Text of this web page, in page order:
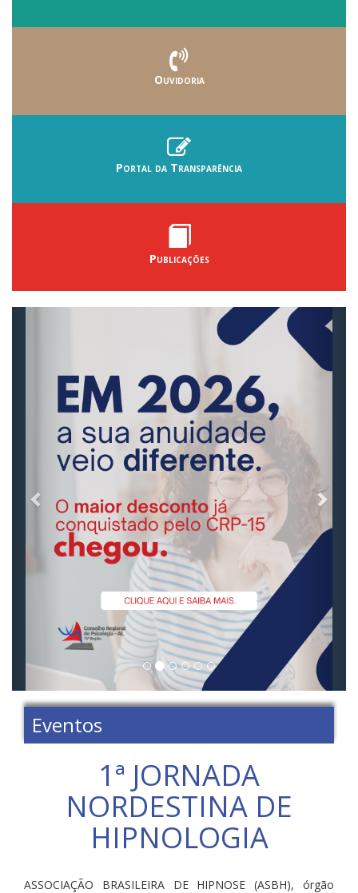
Ouvidoria
Portal da Transparência
Publicações
Eventos
1ª JORNADA
NORDESTINA DE
HIPNOLOGIA
ASSOCIAÇÃO BRASILEIRA DE HIPNOSE (ASBH), órgão